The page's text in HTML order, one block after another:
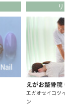
リラ
えがお整骨院
エガオセイコツイ
ン